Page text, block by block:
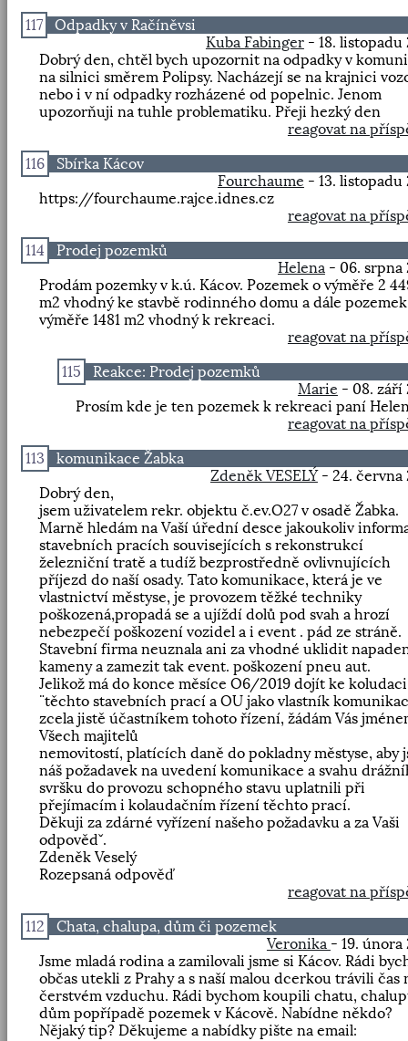
117
Odpadky v Račíněvsi
Kuba Fabinger- 18. listopadu
Dobrý den, chtěl bych upozornit na odpadky v
na silnici směrem Polipsy. Nacházejí se na krajnici
nebo i v ní odpadky rozházené od popelnic. Jenom
upozorňuji na tuhle problematiku. Přeji hezký den
reagovat na
116
Sbírka Kácov
Fourchaume - 13. listopadu
https://fourchaume.rajce.idnes.cz
reagovat na
114
Prodej pozemků
Helena- 06. srpna
Prodám pozemky v k.ú. Kácov. Pozemek o výměře 2
m2 vhodný ke stavbě rodinného domu a dále
výměře 1481 m2 vhodný k rekreaci.
reagovat na
115
Reakce: Prodej pozemků
Marie - 08. září
Prosím kde je ten pozemek k rekreaci paní
reagovat na
113
komunikace Žabka
Zdeněk VESELÝ- 24. června
Dobrý den,
jsem uživatelem rekr. objektu č.ev.O27 v osadě Žabka.
Marně hledám na Vaší úřední desce jakoukoliv
stavebních pracích souvisejících s rekonstrukcí
železniční tratě a tudíž bezprostředně ovlivnujících
příjezd do naší osady. Tato komunikace, která je ve
vlastnictví městyse, je provozem těžké techniky
poškozená,propadá se a ujíždí dolů pod svah a hrozí
nebezpečí poškození vozidel a i event . pád ze stráně.
Stavební firma neuznala ani za vhodné uklidit
kameny a zamezit tak event. poškození pneu aut.
Jelikož má do konce měsíce O6/2019 dojít ke koludaci
¨těchto stavebních prací a OU jako vlastník
zcela jistě účastníkem tohoto řízení, žádám Vás
Všech majitelů
nemovitostí, platících daně do pokladny městyse, aby
náš požadavek na uvedení komunikace a svahu
svršku do provozu schopného stavu uplatnili při
přejímacím i kolaudačním řízení těchto prací.
Děkuji za zdárné vyřízení našeho požadavku a za Vaši
odpovědˇ.
Zdeněk Veselý
Rozepsaná odpověď
reagovat na
112
Chata, chalupa, dům či pozemek
Veronika - 19. února
Jsme mladá rodina a zamilovali jsme si Kácov. Rádi
občas utekli z Prahy a s naší malou dcerkou trávili čas
čerstvém vzduchu. Rádi bychom koupili chatu,
dům popřípadě pozemek v Kácově. Nabídne někdo?
Nějaký tip? Děkujeme a nabídky pište na email: